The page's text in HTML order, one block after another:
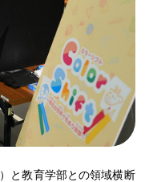
と教育学部との領域横断